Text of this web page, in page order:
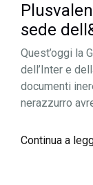
sede
Quest’oggi la
dell’Inter e
documenti
nerazzurro
Continua a